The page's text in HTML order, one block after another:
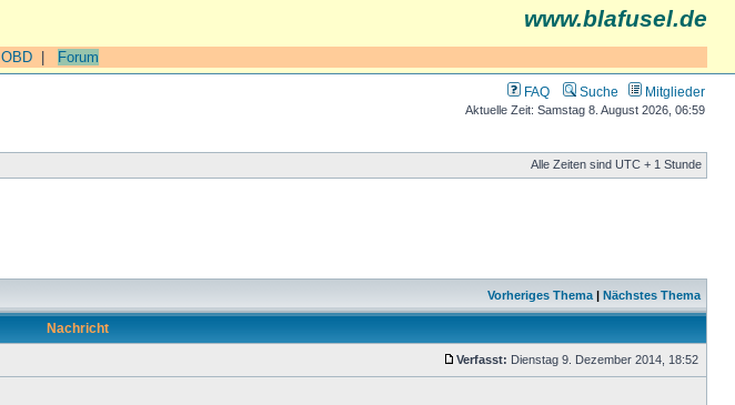
www.blafusel.de
OBD Forum
FAQ Suche Mitglieder
Aktuelle Zeit: Samstag 8. August 2026, 06:59
Alle Zeiten sind UTC + 1 Stunde
Vorheriges Thema | Nächstes Thema
Nachricht
Verfasst: Dienstag 9. Dezember 2014, 18:52